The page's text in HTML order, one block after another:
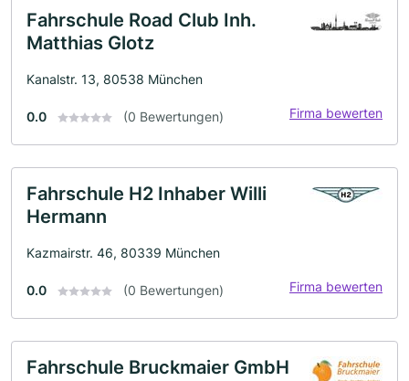
Fahrschule Road Club Inh.
Matthias Glotz
Kanalstr. 13, 80538 München
0.0 (0 Bewertungen) Firma bewerten
Fahrschule H2 Inhaber Willi
Hermann
Kazmairstr. 46, 80339 München
0.0 (0 Bewertungen) Firma bewerten
Fahrschule Bruckmaier GmbH